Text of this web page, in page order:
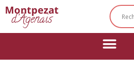
Montpezat
d'Agenais
Cookies management panel